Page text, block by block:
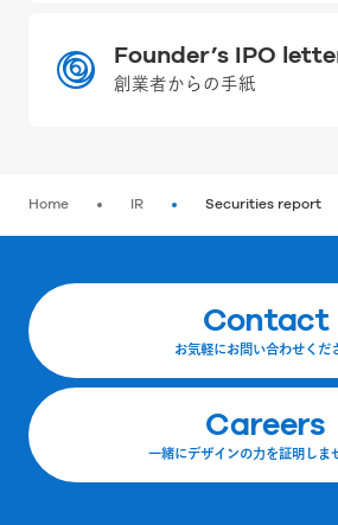
Founder’s IPO
創業者からの手紙
Home IR Securities report
Contact
お気軽にお問い合わせくだ
Careers
一緒にデザインの力を証明しま